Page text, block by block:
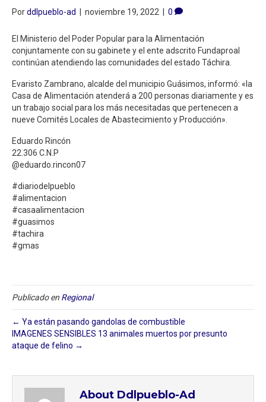
Porddlpueblo-ad noviembre 19, 2022 0
El Ministerio del Poder Popular para la Alimentación
conjuntamente con su gabinete y el ente adscrito Fundaproal
continúan atendiendo las comunidades del estado Táchira.
Evaristo Zambrano, alcalde del municipio Guásimos, informó: «la
Casa de Alimentación atenderá a 200 personas diariamente y es
un trabajo social para los más necesitadas que pertenecen a
nueve Comités Locales de Abastecimiento y Producción».
Eduardo Rincón
22.306 C.N.P
@eduardo.rincon07
#diariodelpueblo
#alimentacion
#casaalimentacion
#guasimos
#tachira
#gmas
Publicado en Regional
← Ya están pasando gandolas de combustible
IMAGENES SENSIBLES 13 animales muertos por presunto
ataque de felino →
About Ddlpueblo-Ad